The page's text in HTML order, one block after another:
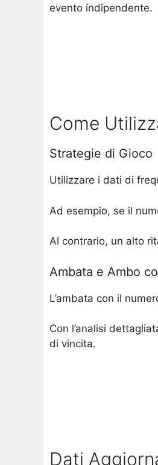
evento indipendente.
Come
Strategie di Gioco
Utilizzare i dati di
Ad esempio, se il
Al contrario, un alto
Ambata e Ambo
L’ambata con il
Con l’analisi
di vincita.
Dati